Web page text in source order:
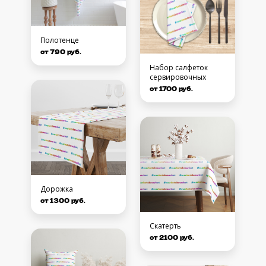
Полотенце
от 790 руб.
Дорожка
от 1300 руб.
Набор салфеток
сервировочных
от 1700 руб.
Скатерть
от 2100 руб.